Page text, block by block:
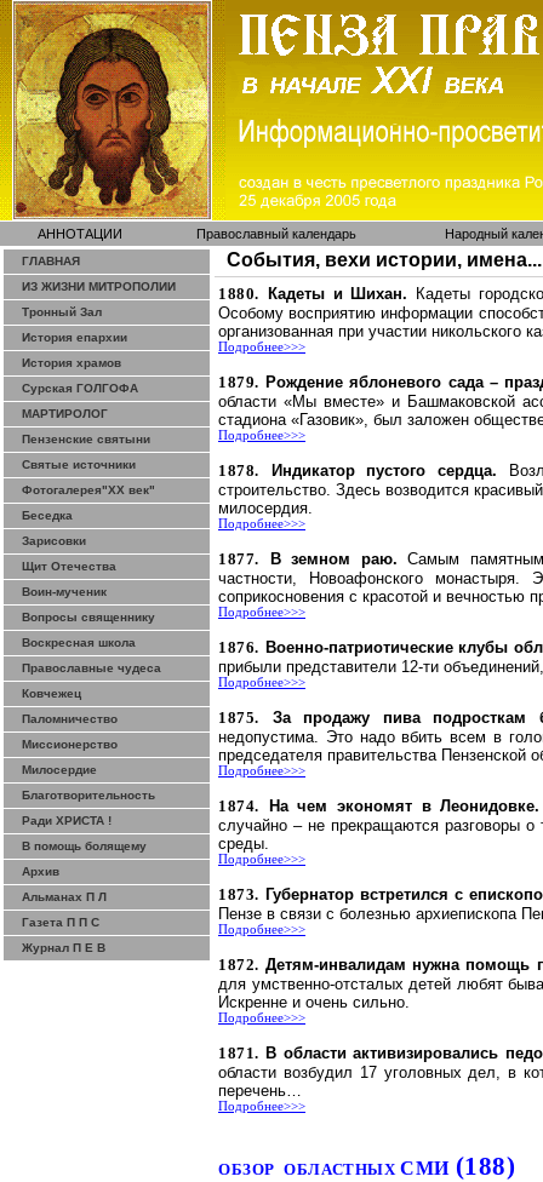
АННОТАЦИИ Православный календарь Народный
ГЛАВНАЯ
ИЗ ЖИЗНИ МИТРОПОЛИИ
Тронный Зал
История епархии
История храмов
Сурская ГОЛГОФА
МАРТИРОЛОГ
Пензенские святыни
Святые источники
Фотогалерея"ХХ век"
Беседка
Зарисовки
Щит Отечества
Воин-мученик
Вопросы священнику
Воскресная школа
Православные чудеса
Ковчежец
Паломничество
Миссионерство
Милосердие
Благотворительность
Ради ХРИСТА !
В помощь болящему
Архив
Альманах П Л
Газета П П С
Журнал П Е В
События, вехи истории, имена...
1880. Кадеты и Шихан.
Кадеты
Особому восприятию информации
организованная при участии никольского
Подробнее>>>
1879. Рождение яблоневого сада –
области «Мы вместе» и Башмаковской
стадиона «Газовик», был заложен
Подробнее>>>
1878. Индикатор пустого сердца.
строительство. Здесь возводится
милосердия.
Подробнее>>>
1877. В земном раю. Самым
частности, Новоафонского
соприкосновения с красотой и вечностью
Подробнее>>>
1876. Военно-патриотические клубы
прибыли представители 12-ти
Подробнее>>>
1875.
За продажу пива подросткам
недопустима. Это надо вбить всем в
председателя правительства Пензенской
Подробнее>>>
1874. На чем экономят вЛеонидовке
случайно – не прекращаются разговоры
среды.
Подробнее>>>
1873. Губернатор встретился с
Пензе в связи с болезнью архиепископа
Подробнее>>>
1872. Детям-инвалидам нужна помощь
для умственно-отсталых детей любят
Искренне и очень сильно.
Подробнее>>>
1871. В области активизировались
области возбудил 17 уголовных дел, в
перечень…
Подробнее>>>
ОБЗОР ОБЛАСТНЫХСМИ (188)